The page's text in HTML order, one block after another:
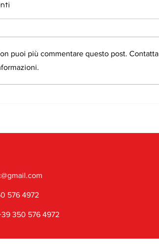
puoi più commentare questo post.
576 4972
350 576 4972